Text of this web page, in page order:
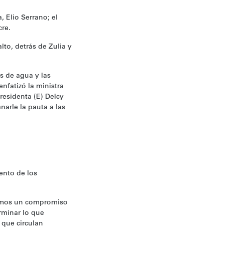
Elio Serrano; el
detrás de Zulia y
de agua y las
la ministra
(E) Delcy
la pauta a las
de los
un compromiso
lo que
circulan